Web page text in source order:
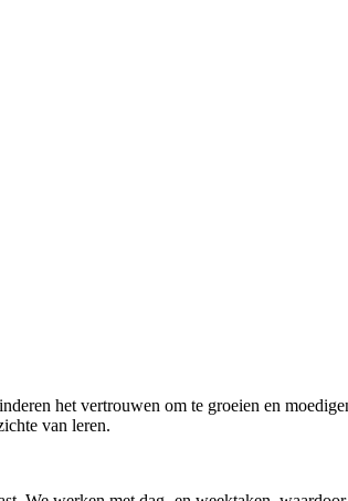
het vertrouwen om te groeien en
van leren.